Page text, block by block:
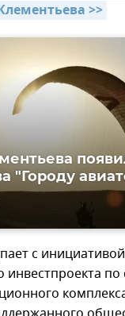
>>
"Городу
с
инвестпроекта